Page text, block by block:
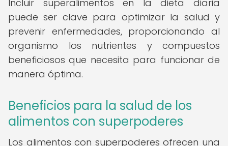
Incluir superalimentos en la dieta diaria
puede ser clave para optimizar la salud y
prevenir enfermedades, proporcionando al
organismo los nutrientes y compuestos
beneficiosos que necesita para funcionar de
manera óptima.
Beneficios para la salud de los
alimentos con superpoderes
Los alimentos con superpoderes ofrecen una